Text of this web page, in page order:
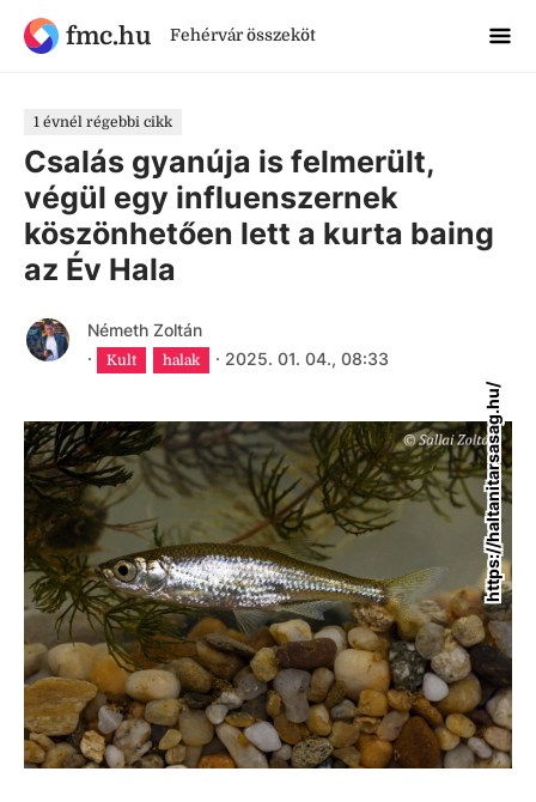
fmc.hu Fehérvár összeköt
1 évnél régebbi cikk
Csalás gyanúja is felmerült,
végül egy influenszernek
köszönhetően lett a kurta baing
az Év Hala
Németh Zoltán
·
Kult halak · 2025. 01. 04., 08:33
https://haltanitarsasag.hu/